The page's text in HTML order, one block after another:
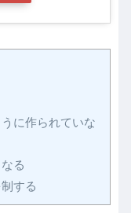
に作られていな
る
する